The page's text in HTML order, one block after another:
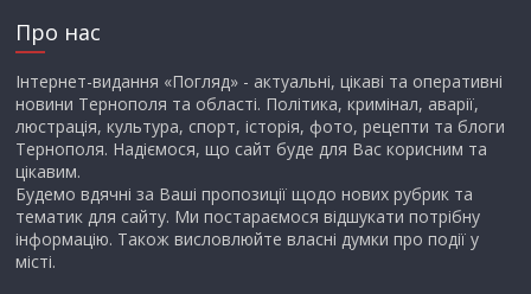
Про нас
Інтернет-видання «Погляд» - актуальні, цікаві та оперативні
новини Тернополя та області. Політика, кримінал, аварії,
люстрація, культура, спорт, історія, фото, рецепти та блоги
Тернополя. Надіємося, що сайт буде для Вас корисним та
цікавим.
Будемо вдячні за Ваші пропозиції щодо нових рубрик та
тематик для сайту. Ми постараємося відшукати потрібну
інформацію. Також висловлюйте власні думки про події у
місті.